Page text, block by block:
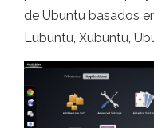
de Ubuntu basados
Lubuntu, Xubuntu,